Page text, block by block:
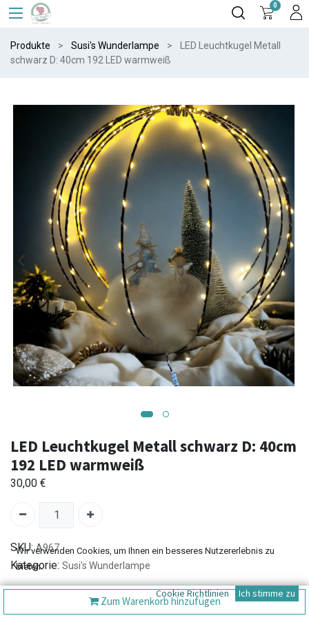
0
Produkte Susi's Wunderlampe
LED Leuchtkugel Metall
schwarz D: 40cm 192 LED warmweiß
Zum Warenkorb hinzufügen
LED Leuchtkugel Metall schwarz D: 40cm
192 LED warmweiß
30,00 €
SKU: A967
Kategorie: Susi's Wunderlampe
Versand: 2-3 Tage
Wir verwenden Cookies, um Ihnen ein besseres Nutzererlebnis zu
bieten.
Cookie Richtlinien Ich stimme zu